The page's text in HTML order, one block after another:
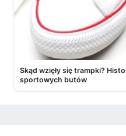
Skąd wzięły się trampki?
sportowych butów